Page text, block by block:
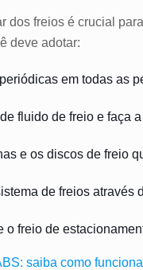
dos freios é crucial
deve adotar:
em todas as
fluido de freio e faça
e os discos de freio
de freios através
o freio de
saiba como